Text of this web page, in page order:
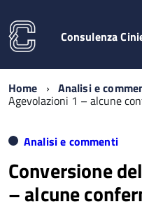
Consulenza
Home Analisi e
Agevolazioni 1 – alcune
Analisi e commenti
Conversione
– alcune